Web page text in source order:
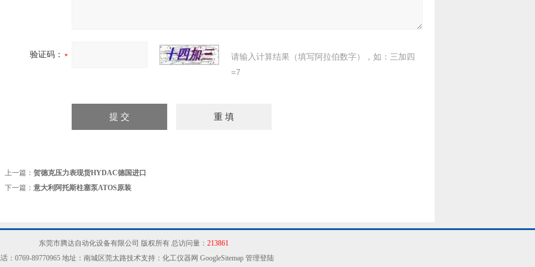
验证码：
请输入计算结果（填写阿拉伯数字），如：三加四
=7
上一篇： 贺德克压力表现货HYDAC德国进口
下一篇： 意大利阿托斯柱塞泵ATOS原装
东莞市腾达自动化设备有限公司 版权所有 总访问量： 213861
：0769-89770965 地址：南城区莞太路技术支持：化工仪器网 GoogleSitemap 管理登陆